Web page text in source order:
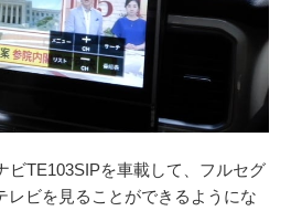
ビTE103SIPを車載して、フルセグ
レビを見ることができるようにな